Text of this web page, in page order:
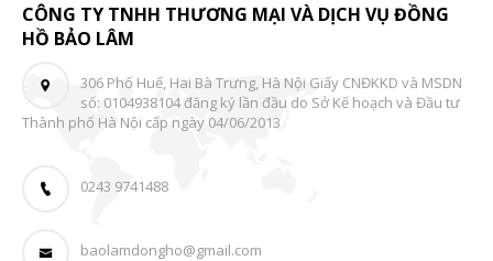
CÔNG TY TNHH THƯƠNG MẠI VÀ DỊCH VỤ ĐỒNG
HỒ BẢO LÂM
306 Phố Huế, Hai Bà Trưng, Hà Nội Giấy CNĐKKD và MSDN
số: 0104938104 đăng ký lần đầu do Sở Kế hoạch và Đầu tư
Thành phố Hà Nội cấp ngày 04/06/2013
0243 9741488
baolamdongho@gmail.com